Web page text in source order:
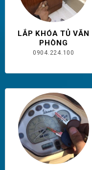
LẮP KHÓA TỦ VĂN
PHÒNG
0904.224.100